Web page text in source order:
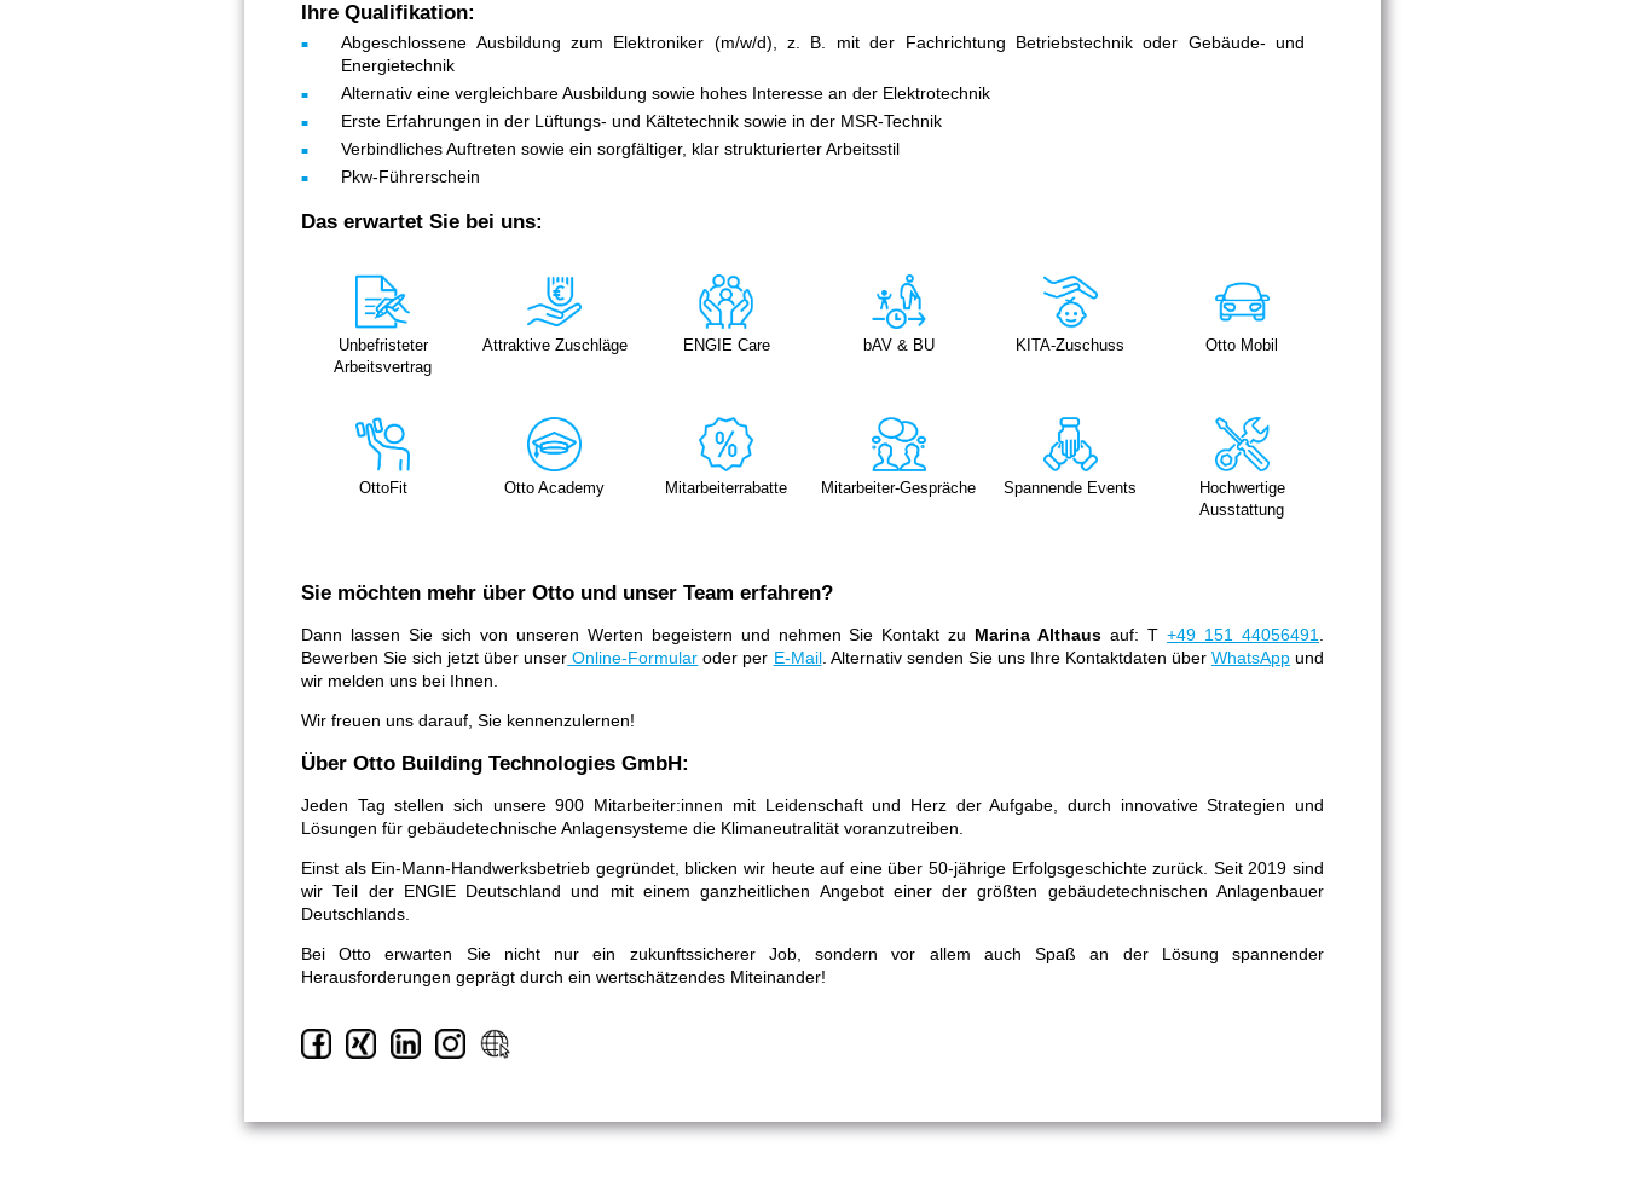
Ihre Qualifikation:
Abgeschlossene Ausbildung zum Elektroniker (m/w/d), z. B. mit der Fachrichtung Betriebstechnik oder Gebäude- und
Energietechnik
Alternativ eine vergleichbare Ausbildung sowie hohes Interesse an der Elektrotechnik
Erste Erfahrungen in der Lüftungs- und Kältetechnik sowie in der MSR-Technik
Verbindliches Auftreten sowie ein sorgfältiger, klar strukturierter Arbeitsstil
Pkw-Führerschein
Das erwartet Sie bei uns:
Unbefristeter
Arbeitsvertrag
Attraktive Zuschläge ENGIE Care bAV & BU KITA-Zuschuss Otto Mobil
OttoFit Otto Academy Mitarbeiterrabatte Mitarbeiter-Gespräche Spannende Events
Hochwertige
Ausstattung
Sie möchten mehr über Otto und unser Team erfahren?
Dann lassen Sie sich von unseren Werten begeistern und nehmen Sie Kontakt zu Marina Althaus auf: T+49 151 44056491
Bewerben Sie sich jetzt über unser Online-Formular oder per E-Mail. Alternativ senden Sie uns Ihre Kontaktdaten über WhatsAppund
wir melden uns bei Ihnen.
Wir freuen uns darauf, Sie kennenzulernen!
Über Otto Building Technologies GmbH:
Jeden Tag stellen sich unsere 900 Mitarbeiter:innen mit Leidenschaft und Herz der Aufgabe, durch innovative Strategien und
Lösungen für gebäudetechnische Anlagensysteme die Klimaneutralität voranzutreiben.
Einst als Ein-Mann-Handwerksbetrieb gegründet, blicken wir heute auf eine über 50-jährige Erfolgsgeschichte zurück. Seit 2019 sind
wir Teil der ENGIE Deutschland und mit einem ganzheitlichen Angebot einer der größten gebäudetechnischen Anlagenbauer
Deutschlands.
Bei Otto erwarten Sie nicht nur ein zukunftssicherer Job, sondern vor allem auch Spaß an der Lösung spannender
Herausforderungen geprägt durch ein wertschätzendes Miteinander!